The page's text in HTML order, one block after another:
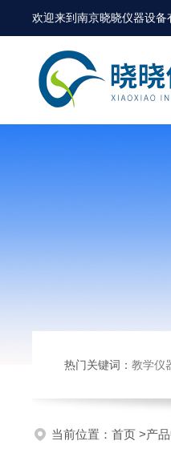
欢迎来到南京晓晓仪器设备
热门关键词： 教学仪
当前位置： 首页 >产